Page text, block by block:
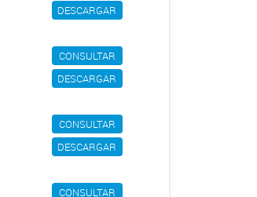
DESCARGAR
CONSULTAR
DESCARGAR
CONSULTAR
DESCARGAR
CONSULTAR